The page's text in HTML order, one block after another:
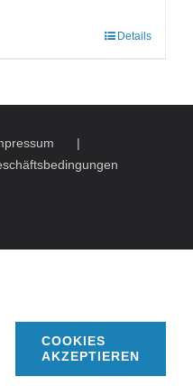
Details
Gesellschaft
COOKIES
AKZEPTIEREN